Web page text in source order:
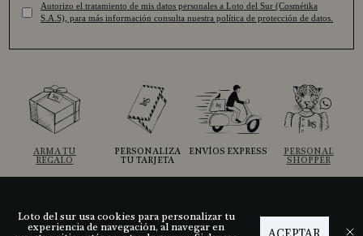
Autorizo el tratamiento de mis datos personales a Loto del Sur (Cosmétika
S.A.S), para más información consulta nuestra política de protección de datos.
ARMA TU
REGALO
PERSONALIZA
TU TARJETA
ENVÍOS EXPRESS
PERSONAL
SHOPPER
Ayuda
Loto del sur usa cookies para personalizar tu
experiencia de navegación, al navegar en